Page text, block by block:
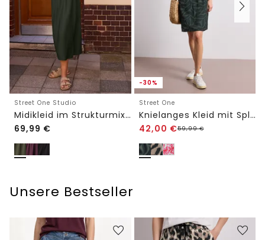
Street One Studio
Midikleid im Strukturmix mit Rundhals
69,99 €
-30%
Street One
Knielanges Kleid mit Split Neck und Print
42,00 €59,99€
Unsere Bestseller